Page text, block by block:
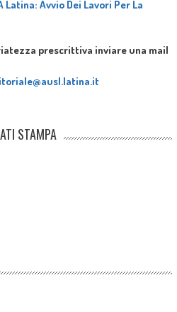
Avvio Dei Lavori Per La
prescrittiva inviare una mail
STAMPA